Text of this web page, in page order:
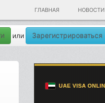
ГЛАВНАЯ НОВОСТИ
или Зарегистрироваться